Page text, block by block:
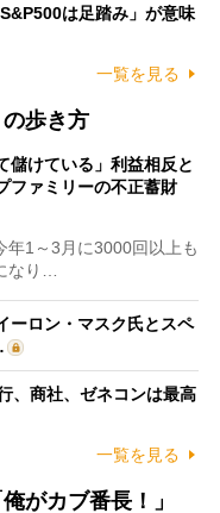
は足踏み」が意味
一覧を見る
歩き方
儲けている」利益相反と
ファミリーの不正蓄財
1～3月に3000回以上も
なり…
ーロン・マスク氏とスペ
、商社、ゼネコンは最高
一覧を見る
がカブ番長！」